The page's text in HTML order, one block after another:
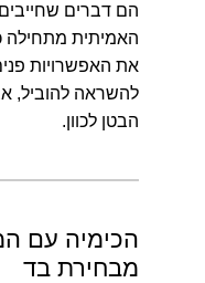
הם דברים
האמיתית מתחילה
את האפשרויות
להשראה להוביל,
הבטן לכוון.
הכימיה עם
מבחירת בד